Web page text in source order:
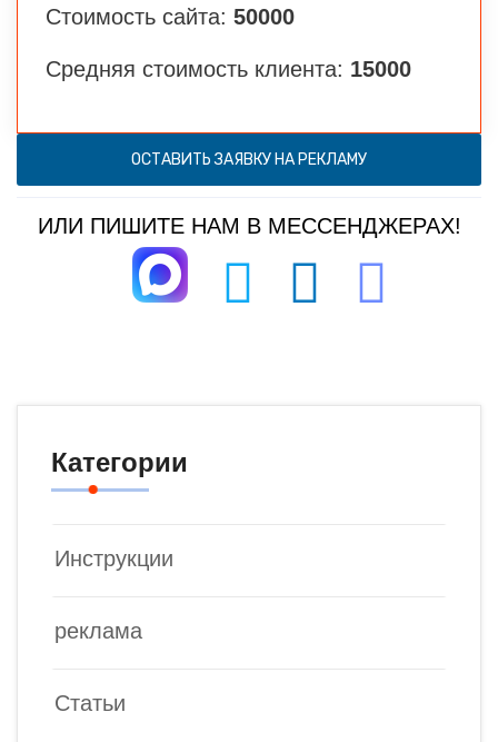
Стоимость сайта: 50000
Средняя стоимость клиента: 15000
ОСТАВИТЬ ЗАЯВКУ НА РЕКЛАМУ
ИЛИ ПИШИТЕ НАМ В МЕССЕНДЖЕРАХ!
Категории
Инструкции
реклама
Статьи